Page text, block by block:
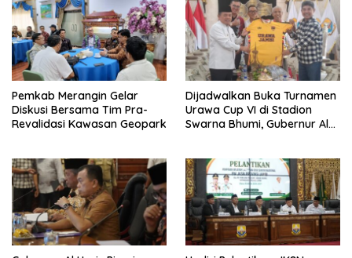
Pemkab Merangin Gelar
Diskusi Bersama Tim Pra-
Revalidasi Kawasan Geopark
Dijadwalkan Buka Turnamen
Urawa Cup VI di Stadion
Swarna Bhumi, Gubernur Al